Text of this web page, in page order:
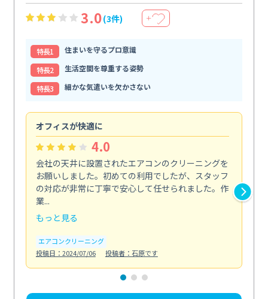
3.0(3件) ＋
特⻑1
住まいを守るプロ意識
特⻑2
生活空間を尊重する姿勢
特⻑3
細かな気遣いを欠かさない
オフィスが快適に
4.0
会社の天井に設置されたエアコンのクリーニングを
お願いしました。初めての利用でしたが、スタッフ
の対応が非常に丁寧で安心して任せられました。作
業...
もっと見る
エアコンクリーニング
投稿日：2024/07/06
投稿者：石原です